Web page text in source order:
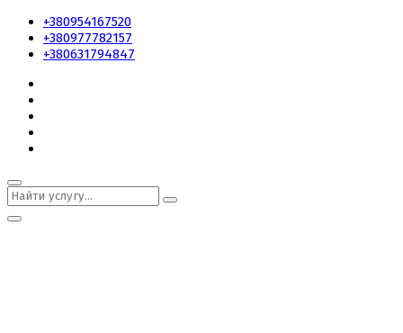
+380954167520
+380977782157
+380631794847